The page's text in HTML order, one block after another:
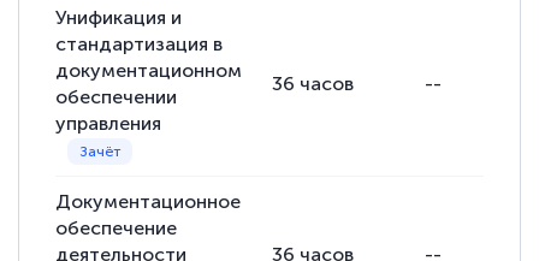
Унификация и
стандартизация в
документационном
обеспечении
управления
36 часов --
Документационное
обеспечение
деятельности
36 часов --